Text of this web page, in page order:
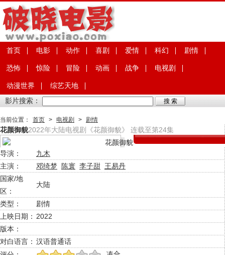
首页 电影 动作 喜剧 爱情 科幻 剧情
恐怖 惊险 冒险 动画 战争 电视剧
动漫世界
综艺天地
影片搜索：
当前位置： 首页 > 电视剧 > 剧情
花颜御貌2022年大陆电视剧《花颜御貌》 连载至第24集
导演：
九木
主演：
邓绮梦 陈寰 李子甜 王易丹
国家/地
区：
大陆
类型：
剧情
上映日期： 2022
版本：
对白语言： 汉语普通话